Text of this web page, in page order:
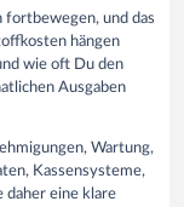
fortbewegen, und das
hängen
wie oft Du den
Ausgaben
Wartung,
Kassensysteme,
daher eine klare